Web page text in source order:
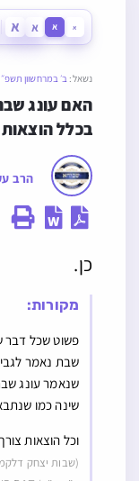
א א א א
נשאל: ב׳ במרחשוון
בכלל
הרב
כן.
מקורות:
פשוט שכל דבר
שבת נאמר לגבי
שנאמר עונג
שינה כמו
וכל הוצאות
(שבות יצחק